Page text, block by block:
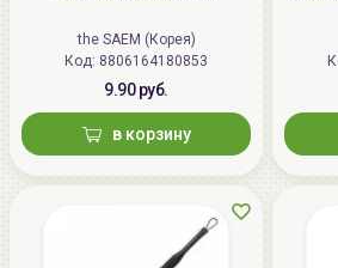
the SAEM (Корея)
Код: 8806164180853
9.90 руб.
в корзину